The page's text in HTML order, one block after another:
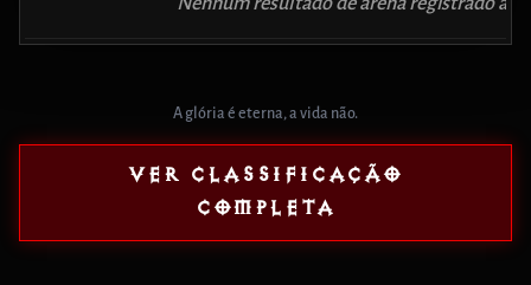
A glória é eterna, a vida não.
VER CLASSIFICAÇÃO
COMPLETA